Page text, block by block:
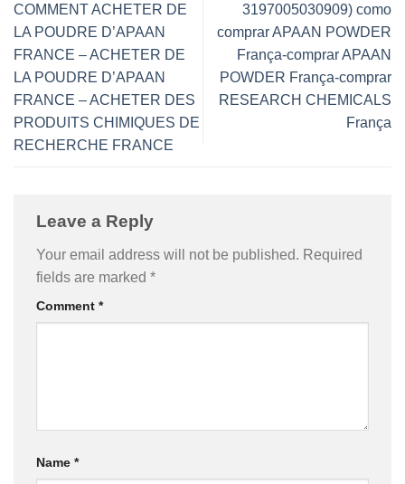
COMMENT ACHETER DE
LA POUDRE D’APAAN
FRANCE – ACHETER DE
LA POUDRE D’APAAN
FRANCE – ACHETER DES
PRODUITS CHIMIQUES DE
RECHERCHE FRANCE
3197005030909) como
comprar APAAN POWDER
França-comprar APAAN
POWDER França-comprar
RESEARCH CHEMICALS
França
Leave a Reply
Your email address will not be published. Required
fields are marked *
Comment *
Name *